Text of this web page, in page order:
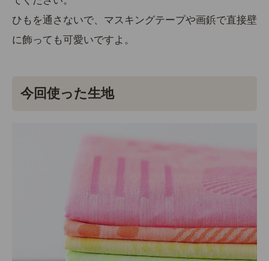
ひもを通さないで、マスキングテープや画鋲で直接壁
に飾っても可愛いですよ。
今回使った生地